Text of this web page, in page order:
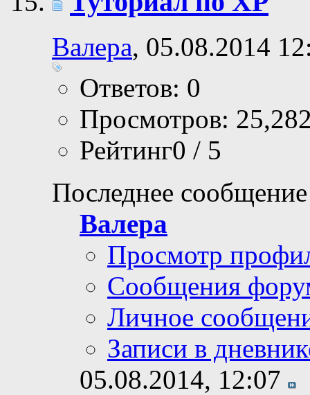
Валера, 05.08.2014
Ответов: 0
Просмотров:
Рейтинг0 / 5
Последнее
Валера
Просмотр
Сообщения
Личное
Записи в
05.08.2014, 12:07